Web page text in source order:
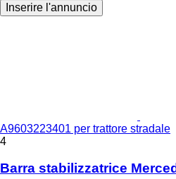
Inserire l'annuncio
A9603223401 per trattore stradale
4
Barra stabilizzatrice